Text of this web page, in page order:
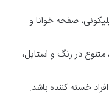
صفحه خوانا و
در رنگ و استایل،
خسته کننده باشد.